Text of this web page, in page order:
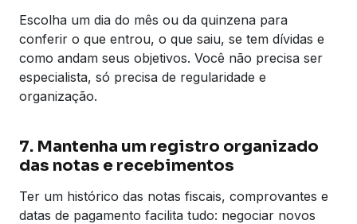
Escolha um dia do mês ou da quinzena para
conferir o que entrou, o que saiu, se tem dívidas e
como andam seus objetivos. Você não precisa ser
especialista, só precisa de regularidade e
organização.
7. Mantenha um registro organizado
das notas e recebimentos
Ter um histórico das notas fiscais, comprovantes e
datas de pagamento facilita tudo: negociar novos